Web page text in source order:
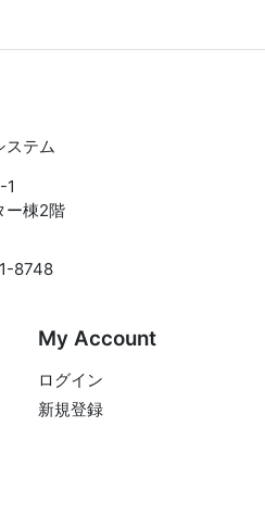
ステム
1
ー棟2階
8748
My Account
ログイン
新規登録